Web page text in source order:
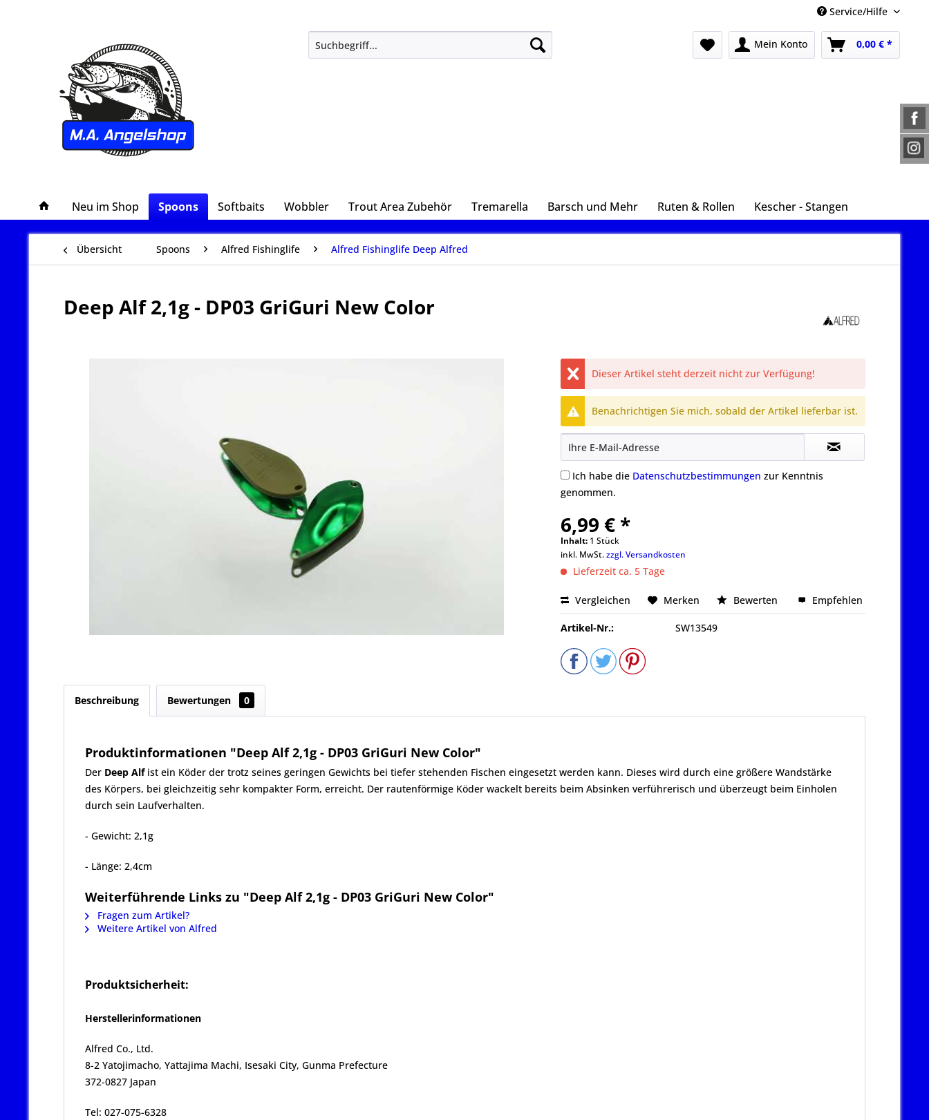
Service/Hilfe
Mein Konto 0,00 € *
Neu im Shop Spoons Softbaits Wobbler Trout Area Zubehör Tremarella Barsch und Mehr Ruten & Rollen Kescher - Stangen
Übersicht Spoons Alfred Fishinglife Alfred Fishinglife Deep Alfred
Deep Alf 2,1g - DP03 GriGuri New Color
Dieser Artikel steht derzeit nicht zur Verfügung!
Benachrichtigen Sie mich, sobald der Artikel lieferbar ist.
Ich habe die Datenschutzbestimmungen zur Kenntnis
genommen.
6,99 € *
Inhalt: 1 Stück
inkl. MwSt.zzgl. Versandkosten
Lieferzeit ca. 5 Tage
Vergleichen Merken Bewerten Empfehlen
Artikel-Nr.: SW13549
Beschreibung Bewertungen 0
Produktinformationen "Deep Alf 2,1g - DP03 GriGuri New Color"
Der Deep Alfist ein Köder der trotz seines geringen Gewichts bei tiefer stehenden Fischen eingesetzt werden kann. Dieses wird durch eine größere Wandstärke
des Körpers, bei gleichzeitig sehr kompakter Form, erreicht. Der rautenförmige Köder wackelt bereits beim Absinken verführerisch und überzeugt beim Einholen
durch sein Laufverhalten.
- Gewicht: 2,1g
- Länge: 2,4cm
Weiterführende Links zu "Deep Alf 2,1g - DP03 GriGuri New Color"
Fragen zum Artikel?
Weitere Artikel von Alfred
Produktsicherheit:
Herstellerinformationen
Alfred Co., Ltd.
8-2 Yatojimacho, Yattajima Machi, Isesaki City, Gunma Prefecture
372-0827 Japan
Tel: 027-075-6328